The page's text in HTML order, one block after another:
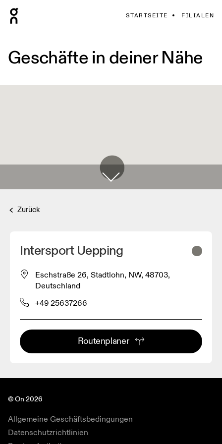
STARTSEITE FILIALEN
Geschäfte in deiner Nähe
Zurück
Intersport Uepping
Eschstraße 26, Stadtlohn, NW, 48703,
Deutschland
+49 25637266
Routenplaner
© On 2026
Allgemeine Geschäftsbedingungen
Datenschutzrichtlinien